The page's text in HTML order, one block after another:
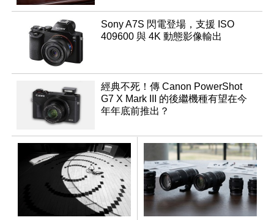
Sony A7S 閃電登場，支援 ISO
409600 與 4K 動態影像輸出
經典不死！傳 Canon PowerShot
G7 X Mark III 的後繼機種有望在今
年年底前推出？